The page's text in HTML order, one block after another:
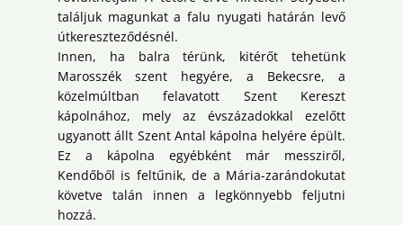
találjuk magunkat a falu nyugati határán levő
útkereszteződésnél.
Innen, ha balra térünk, kitérőt tehetünk
Marosszék szent hegyére, a Bekecsre, a
közelmúltban felavatott Szent Kereszt
kápolnához, mely az évszázadokkal ezelőtt
ugyanott állt Szent Antal kápolna helyére épült.
Ez a kápolna egyébként már messziről,
Kendőből is feltűnik, de a Mária-zarándokutat
követve talán innen a legkönnyebb feljutni
hozzá.